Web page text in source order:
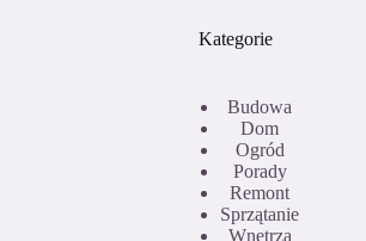
Kategorie
Budowa
Dom
Ogród
Porady
Remont
Sprzątanie
Wnętrza